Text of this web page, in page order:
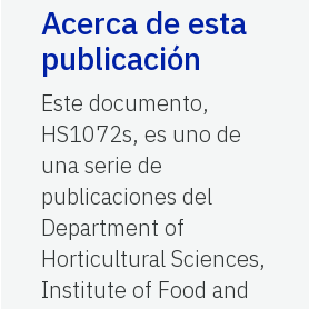
Acerca de esta
publicación
Este documento,
HS1072s, es uno de
una serie de
publicaciones del
Department of
Horticultural Sciences,
Institute of Food and